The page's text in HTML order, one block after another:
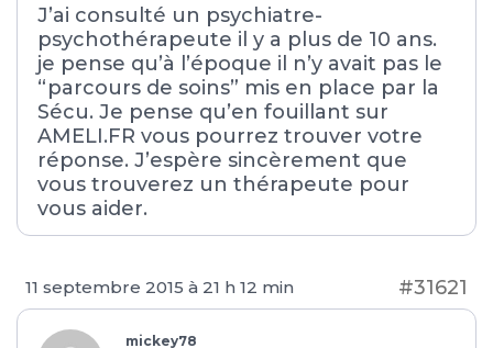
J’ai consulté un psychiatre-
psychothérapeute il y a plus de 10 ans.
je pense qu’à l’époque il n’y avait pas le
“parcours de soins” mis en place par la
Sécu. Je pense qu’en fouillant sur
AMELI.FR vous pourrez trouver votre
réponse. J’espère sincèrement que
vous trouverez un thérapeute pour
vous aider.
11 septembre 2015 à 21 h 12 min #31621
mickey78